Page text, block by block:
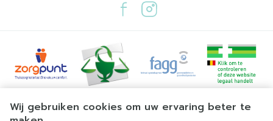
Wij gebruiken cookies om uw ervaring beter te
Juridische links